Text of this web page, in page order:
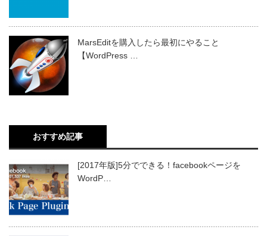
MarsEditを購入したら最初にやること
【WordPress …
おすすめ記事
[2017年版]5分でできる！facebookページを
WordP…